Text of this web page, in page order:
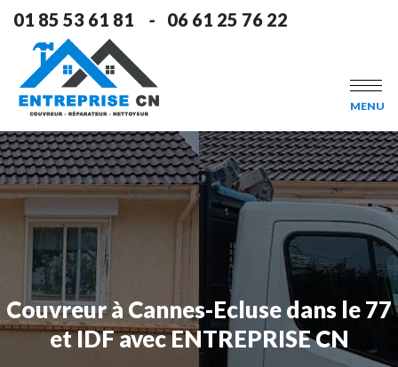
01 85 53 61 81 - 06 61 25 76 22
MENU
Couvreur à Cannes-Ecluse dans le 77
et IDF avec ENTREPRISE CN